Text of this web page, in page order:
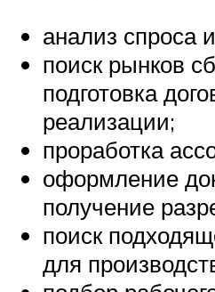
анализ спроса
поиск рынков
подготовка
реализации;
проработка
оформление
получение
поиск
для